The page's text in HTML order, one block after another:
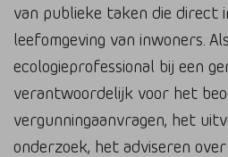
van publieke taken die direct
leefomgeving van inwoners.
ecologieprofessional bij een
verantwoordelijk voor het
vergunningaanvragen, het
onderzoek, het adviseren over